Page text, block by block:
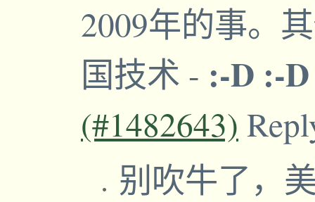
2009年的事。
国技术 - :-D :-
(#1482643)
别吹牛了，